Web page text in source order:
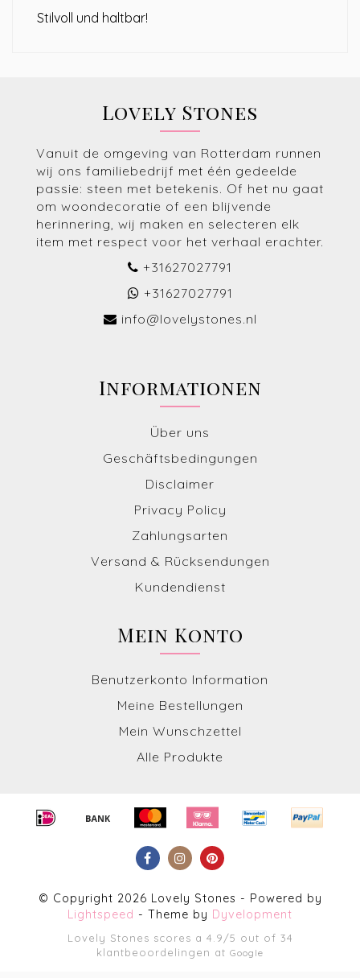
Stilvoll und haltbar!
Lovely Stones
Vanuit de omgeving van Rotterdam runnen
wij ons familiebedrijf met één gedeelde
passie: steen met betekenis. Of het nu gaat
om woondecoratie of een blijvende
herinnering, wij maken en selecteren elk
item met respect voor het verhaal erachter.
+31627027791
+31627027791
info@lovelystones.nl
Informationen
Über uns
Geschäftsbedingungen
Disclaimer
Privacy Policy
Zahlungsarten
Versand & Rücksendungen
Kundendienst
Mein Konto
Benutzerkonto Information
Meine Bestellungen
Mein Wunschzettel
Alle Produkte
© Copyright 2026 Lovely Stones - Powered by
Lightspeed - Theme by Dyvelopment
Lovely Stones scores a 4.9/5 out of 34
klantbeoordelingen at Google